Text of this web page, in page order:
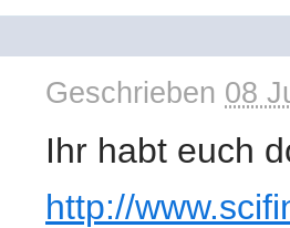
Geschrieben 08
Ihr habt euch
http://